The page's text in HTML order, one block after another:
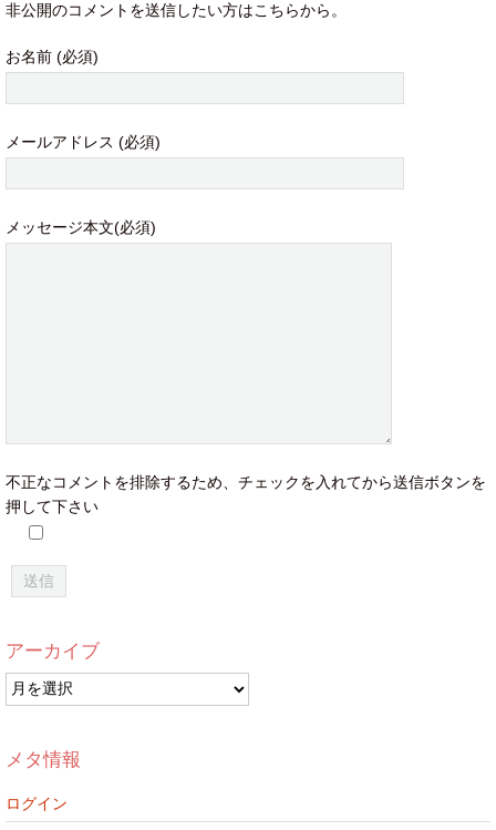
非公開のコメントを送信したい方はこちらから。
お名前 (必須)
メールアドレス (必須)
メッセージ本文(必須)
不正なコメントを排除するため、チェックを入れてから送信ボタンを
押して下さい
アーカイブ
ア
ー
イ
メタ情報
ログイン